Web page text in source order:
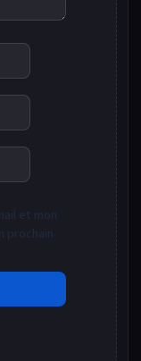
et mon
prochain